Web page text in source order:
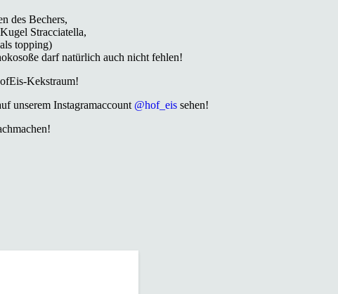
des Bechers,
Stracciatella,
topping)
darf natürlich auch nicht fehlen!
Kekstraum!
unserem Instagramaccount @hof_eis sehen!